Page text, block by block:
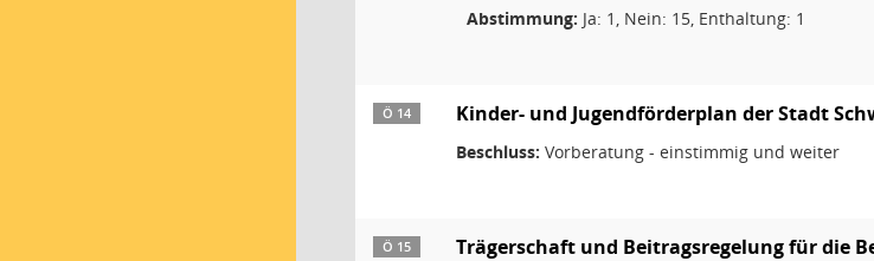
Abstimmung: Ja: 1, Nein: 15, Enthaltung: 1
Ö 14 Kinder- und Jugendförderplan der Stadt
Beschluss: Vorberatung - einstimmig und weiter
Ö 15
Trägerschaft und Beitragsregelung für die